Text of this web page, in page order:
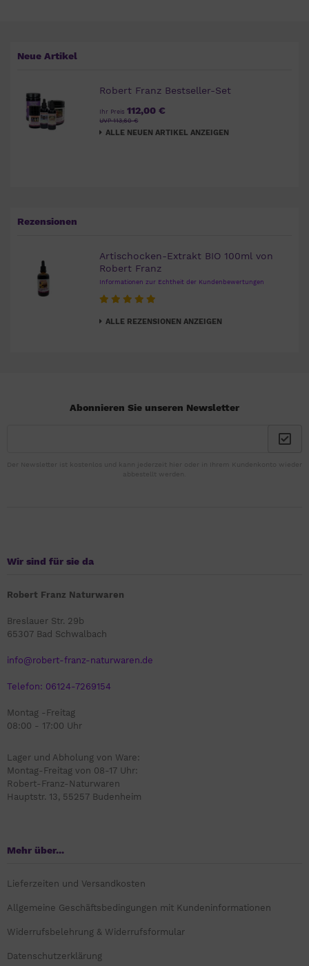
Neue Artikel
Robert Franz Bestseller-Set
Ihr Preis 112,00 €
UVP 113,60 €
ALLE NEUEN ARTIKEL ANZEIGEN
Rezensionen
Artischocken-Extrakt BIO 100ml von
Robert Franz
Informationen zur Echtheit der Kundenbewertungen
ALLE REZENSIONEN ANZEIGEN
Abonnieren Sie unseren Newsletter
Der Newsletter ist kostenlos und kann jederzeit hier oder in Ihrem Kundenkonto wieder
abbestellt werden.
Wir sind für sie da
Robert Franz Naturwaren
Breslauer Str. 29b
65307 Bad Schwalbach
info@robert-franz-naturwaren.de
Telefon: 06124-7269154
Montag -Freitag
08:00 - 17:00 Uhr
Lager und Abholung von Ware:
Montag-Freitag von 08-17 Uhr:
Robert-Franz-Naturwaren
Hauptstr. 13, 55257 Budenheim
Mehr über...
Lieferzeiten und Versandkosten
Allgemeine Geschäftsbedingungen mit Kundeninformationen
Widerrufsbelehrung & Widerrufsformular
Datenschutzerklärung